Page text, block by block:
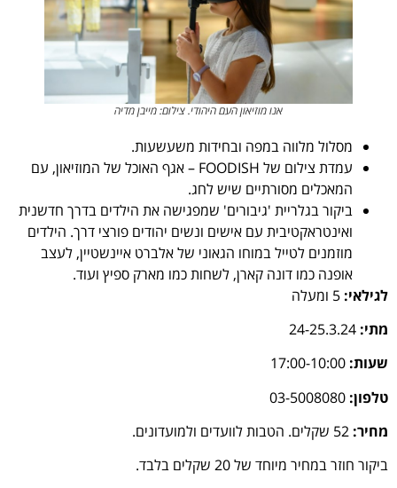
אנו מוזיאון העם היהודי. צילום: מייבן מדיה
מסלול מלווה במפה ובחידות משעשעות.
עמדת צילום של FOODISH – אגף האוכל של המוזיאון, עם
המאכלים מסורתיים שיש לחג.
ביקור בגלריית 'גיבורים' שמפגישה את הילדים בדרך חדשנית
ואינטראקטיבית עם אישים ונשים יהודים פורצי דרך. הילדים
מוזמנים לטייל במוחו הגאוני של אלברט איינשטיין, לעצב
אופנה כמו דונה קארן, לשחות כמו מארק ספיץ ועוד.
לגילאי:
מתי:
שעות:
טלפון:
מחיר:
ביקור חוזר במחיר מיוחד של 20 שקלים בלבד.